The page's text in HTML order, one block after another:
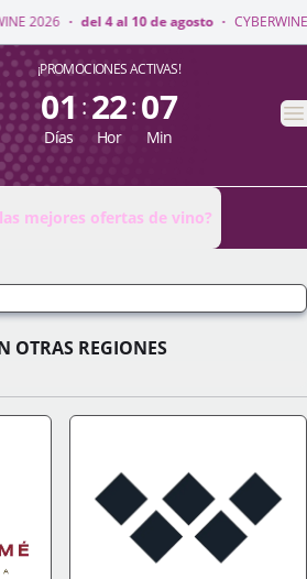
· CYBERWINE 2026 · del 4 al 10 de agosto ·
¡PROMOCIONES ACTIVAS!
01
Días
: 22
Hor
: 07
Min
mejores ofertas de vino?
OTRAS REGIONES